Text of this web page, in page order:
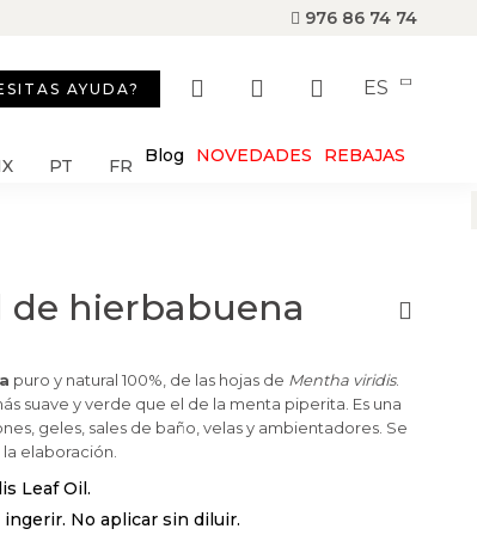
976 86 74 74
AYUDA? ES
PT FR Blog NOVEDADES REBAJAS
de hierbabuena
puro y natural 100%, de las hojas de Mentha viridis.
suave y verde que el de la menta piperita. Es una
geles, sales de baño, velas y ambientadores. Se
elaboración.
Leaf Oil.
No aplicar sin diluir.